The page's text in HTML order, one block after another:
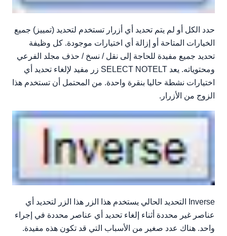
حدد الكل أو لم يتم تحديد أي أزرار تستخدم لتحديد (تمييز) جميع
الخيارات المتاحة أو إزالة أي اختيارات موجودة. كل وظيفة
تحديد جميع مفيدة للحاجة إلى نقل / نسخ / حذف مجلد الفرعي
ومحتوياته. يعد SELECT NOTELT زر مفيد لإلغاء تحديد أي
اختيارات نشطة حاليا بنقرة واحدة. من المحتمل أن تستخدم هذا
الزوج من الأزرار.
Inverse التحديد الحالي يستخدم هذا الزر هذا الزر لتحديد أي
عناصر غير محددة أثناء إلغاء تحديد أي عناصر محددة في إجراء
واحد. هناك عدد صغير من الأسباب التي قد تكون هذه مفيدة.